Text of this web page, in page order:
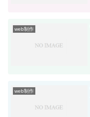
web制作
web制作